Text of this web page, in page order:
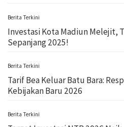
Berita Terkini
Investasi Kota Madiun Melejit,
Sepanjang 2025!
Berita Terkini
Tarif Bea Keluar Batu Bara:
Kebijakan Baru 2026
Berita Terkini